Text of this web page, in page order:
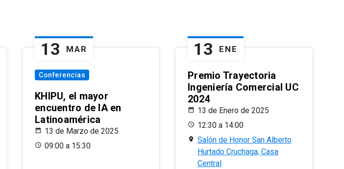
13 MAR
Conferencias
KHIPU, el mayor
encuentro de IA en
Latinoamérica
13 de Marzo de 2025
09:00 a 15:30
13 ENE
Premio Trayectoria
Ingeniería Comercial UC
2024
13 de Enero de 2025
12:30 a 14:00
Salón de Honor San Alberto
Hurtado Cruchaga, Casa
Central